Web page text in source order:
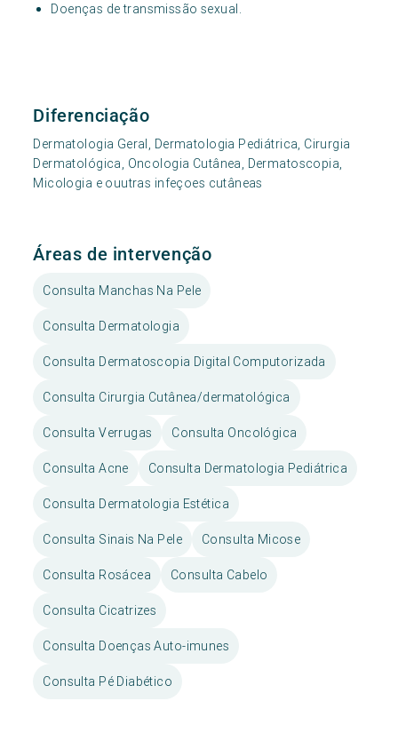
Doenças de transmissão sexual.
Diferenciação
Dermatologia Geral, Dermatologia Pediátrica, Cirurgia
Dermatológica, Oncologia Cutânea, Dermatoscopia,
Micologia e ouutras infeçoes cutâneas
Áreas de intervenção
Consulta Manchas Na Pele
Consulta Dermatologia
Consulta Dermatoscopia Digital Computorizada
Consulta Cirurgia Cutânea/dermatológica
Consulta Verrugas Consulta Oncológica
Consulta Acne Consulta Dermatologia Pediátrica
Consulta Dermatologia Estética
Consulta Sinais Na Pele Consulta Micose
Consulta Rosácea Consulta Cabelo
Consulta Cicatrizes
Consulta Doenças Auto-imunes
Consulta Pé Diabético